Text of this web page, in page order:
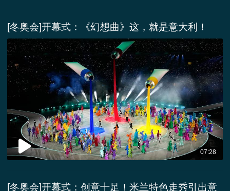
[冬奥会]开幕式：《幻想曲》这，就是意大利！
07:28
[冬奥会]开幕式：创意十足！米兰特色走秀引出意